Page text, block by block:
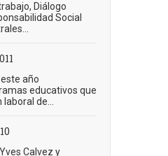
Diálogo
Social
año
educativos que
de...
Calvez y